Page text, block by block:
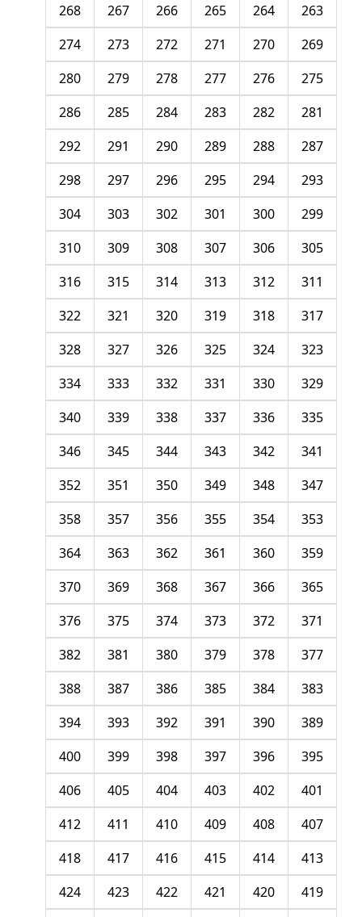
263
264
265
266
267
268
269
270
271
272
273
274
275
276
277
278
279
280
281
282
283
284
285
286
287
288
289
290
291
292
293
294
295
296
297
298
299
300
301
302
303
304
305
306
307
308
309
310
311
312
313
314
315
316
317
318
319
320
321
322
323
324
325
326
327
328
329
330
331
332
333
334
335
336
337
338
339
340
341
342
343
344
345
346
347
348
349
350
351
352
353
354
355
356
357
358
359
360
361
362
363
364
365
366
367
368
369
370
371
372
373
374
375
376
377
378
379
380
381
382
383
384
385
386
387
388
389
390
391
392
393
394
395
396
397
398
399
400
401
402
403
404
405
406
407
408
409
410
411
412
413
414
415
416
417
418
419
420
421
422
423
424